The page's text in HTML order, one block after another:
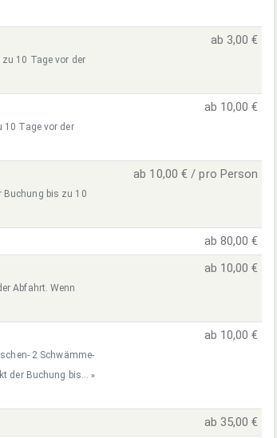
10 Tage vor der
ab 3,00 €
10 Tage vor der
ab 10,00 €
Buchung bis zu 10
ab 10,00 € / pro Person
ab 80,00 €
Abfahrt. Wenn
ab 10,00 €
2 Schwämme-
der Buchung bis...»
ab 10,00 €
ab 35,00 €